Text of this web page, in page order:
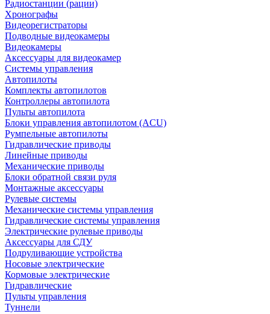
Радиостанции (рации)
Хронографы
Видеорегистраторы
Подводные видеокамеры
Видеокамеры
Аксессуары для видеокамер
Системы управления
Автопилоты
Комплекты автопилотов
Контроллеры автопилота
Пульты автопилота
Блоки управления автопилотом (ACU)
Румпельные автопилоты
Гидравлические приводы
Линейные приводы
Механические приводы
Блоки обратной связи руля
Монтажные аксессуары
Рулевые системы
Механические системы управления
Гидравлические системы управления
Электрические рулевые приводы
Аксессуары для СДУ
Подруливающие устройства
Носовые электрические
Кормовые электрические
Гидравлические
Пульты управления
Туннели